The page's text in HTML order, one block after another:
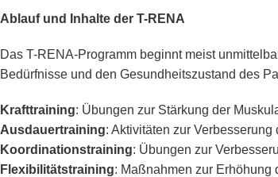
Ablauf und Inhalte der T-RENA
Das T-RENA-Programm beginnt meist
Bedürfnisse und den Gesundheitszustand des
Krafttraining: Übungen zur Stärkung der
Ausdauertraining: Aktivitäten zur
Koordinationstraining: Übungen zur
Flexibilitätstraining: Maßnahmen zur Erhöhung